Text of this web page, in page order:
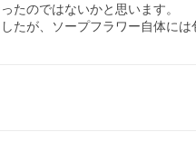
たのではないかと思います。
たが、ソープフラワー自体に